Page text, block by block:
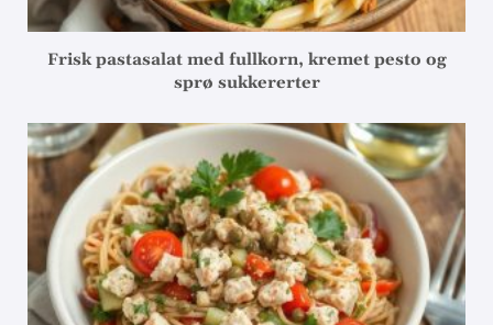
Frisk pastasalat med fullkorn, kremet pesto og
sprø sukkererter